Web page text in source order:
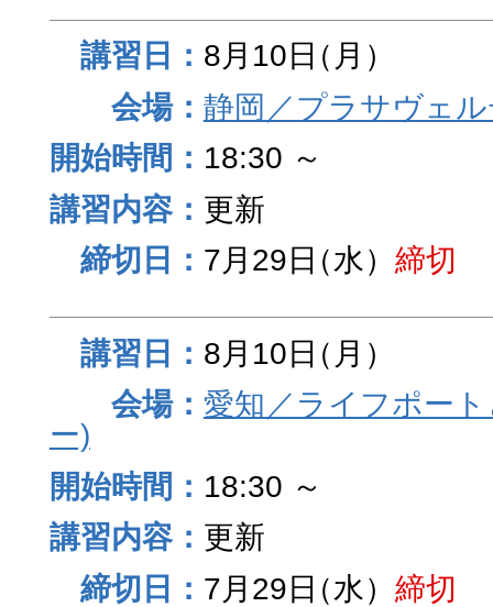
8月10日（月）
静岡／プラサヴェ
18:30 ～
更新
7月29日（水） 締切
8月10日（月）
愛知／ライフポー
ー)
18:30 ～
更新
7月29日（水） 締切